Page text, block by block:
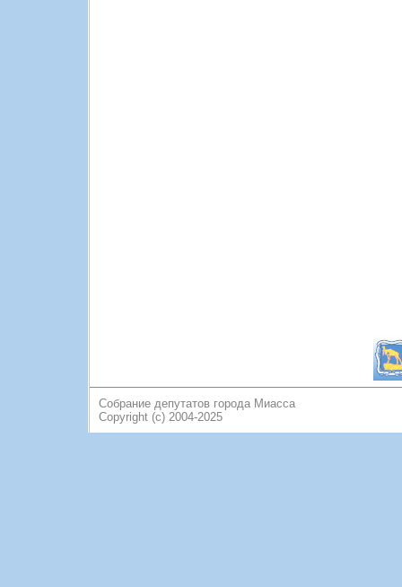
Собрание депутатов города Миасса
Copyright (c) 2004-2025